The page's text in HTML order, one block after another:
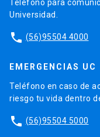
Teléfono para
Universidad.
phone (56)95504 4000
EMERGENCIAS UC
Teléfono en caso de
riesgo tu vida dentro
phone (56)95504 5000